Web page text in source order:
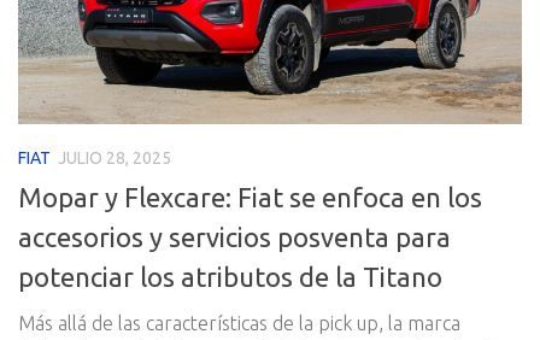
FIAT JULIO 28, 2025
Mopar y Flexcare: Fiat se enfoca en los
accesorios y servicios posventa para
potenciar los atributos de la Titano
Más allá de las características de la pick up, la marca